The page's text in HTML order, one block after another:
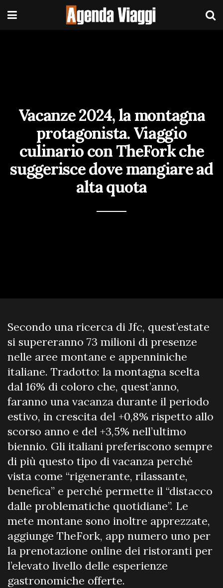
Vacanze 2024, la montagna
protagonista. Viaggio
culinario con TheFork che
suggerisce dove mangiare ad
alta quota
Secondo una ricerca di Jfc, quest’estate
si supereranno 73 milioni di presenze
nelle aree montane e appenniniche
italiane. Tradotto: la montagna scelta
dal 16% di coloro che, quest’anno,
faranno una vacanza durante il periodo
estivo, in crescita del +0,8% rispetto allo
scorso anno e del +3,5% nell’ultimo
biennio. Gli italiani preferiscono sempre
di più questo tipo di vacanza perché
vista come “rigenerante, rilassante,
benefica” e perché permette il “distacco
dalle problematiche quotidiane”. Le
mete montane sono inoltre apprezzate,
aggiunge TheFork, app numero uno per
la prenotazione online dei ristoranti per
l’elevato livello delle esperienze
gastronomiche offerte.